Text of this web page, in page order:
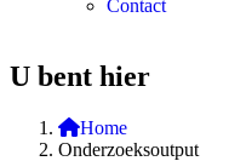
Contact
U bent hier
Home
Onderzoeksoutput